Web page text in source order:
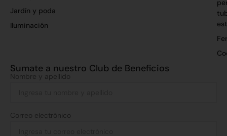
Jardín y poda
Iluminación
Sumate a nuestro Club de Beneficios
Nombre y apellido
Correo electrónico